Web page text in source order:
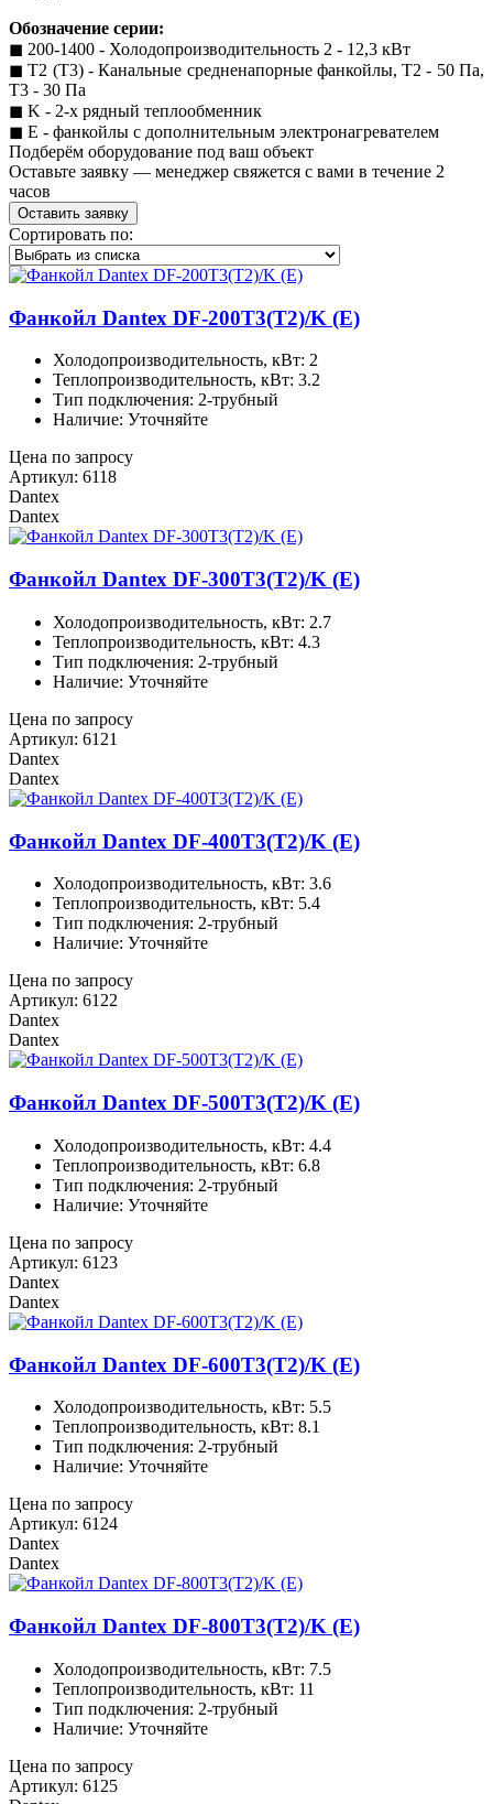
Обозначение серии:
◼︎ 200-1400 - Холодопроизводительность 2 - 12,3 кВт
◼︎ T2 (T3) - Канальные средненапорные фанкойлы, T2 - 50 Па,
T3 - 30 Па
◼︎ K - 2-х рядный теплообменник
◼︎ E - фанкойлы с дополнительным электронагревателем
Подберём оборудование под ваш объект
Оставьте заявку — менеджер свяжется с вами в течение 2
часов
Оставить заявку
Сортировать по:
Фанкойл Dantex DF-200T3(T2)/K (E)
Холодопроизводительность, кВт: 2
Теплопроизводительность, кВт: 3.2
Тип подключения: 2-трубный
Наличие: Уточняйте
Цена по запросу
Артикул: 6118
Dantex
Dantex
Фанкойл Dantex DF-300T3(T2)/K (E)
Холодопроизводительность, кВт: 2.7
Теплопроизводительность, кВт: 4.3
Тип подключения: 2-трубный
Наличие: Уточняйте
Цена по запросу
Артикул: 6121
Dantex
Dantex
Фанкойл Dantex DF-400T3(T2)/K (E)
Холодопроизводительность, кВт: 3.6
Теплопроизводительность, кВт: 5.4
Тип подключения: 2-трубный
Наличие: Уточняйте
Цена по запросу
Артикул: 6122
Dantex
Dantex
Фанкойл Dantex DF-500T3(T2)/K (E)
Холодопроизводительность, кВт: 4.4
Теплопроизводительность, кВт: 6.8
Тип подключения: 2-трубный
Наличие: Уточняйте
Цена по запросу
Артикул: 6123
Dantex
Dantex
Фанкойл Dantex DF-600T3(T2)/K (E)
Холодопроизводительность, кВт: 5.5
Теплопроизводительность, кВт: 8.1
Тип подключения: 2-трубный
Наличие: Уточняйте
Цена по запросу
Артикул: 6124
Dantex
Dantex
Фанкойл Dantex DF-800T3(T2)/K (E)
Холодопроизводительность, кВт: 7.5
Теплопроизводительность, кВт: 11
Тип подключения: 2-трубный
Наличие: Уточняйте
Цена по запросу
Артикул: 6125